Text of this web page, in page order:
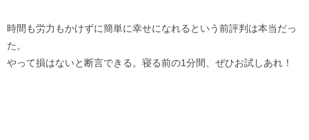
時間も労力もかけずに簡単に幸せになれるという前評判は本当だっ
た。
やって損はないと断言できる。寝る前の1分間、ぜひお試しあれ！